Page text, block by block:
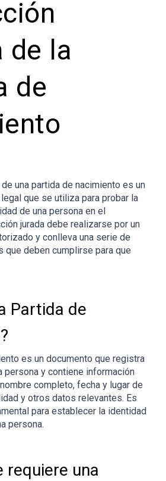
de la
de
de una partida de nacimiento es un
que se utiliza para probar la
de una persona en el
jurada debe realizarse por un
y conlleva una serie de
deben cumplirse para que
Partida de
es un documento que registra
persona y contiene información
completo, fecha y lugar de
y otros datos relevantes. Es
para establecer la identidad
persona.
requiere una